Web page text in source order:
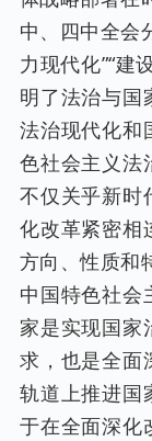
中、四中全会
力现代化”“建
明了法治与国
法治现代化和
色社会主义法
不仅关乎新时
化改革紧密相
方向、性质和
中国特色社会
家是实现国家
求，也是全面
轨道上推进国
于在全面深化